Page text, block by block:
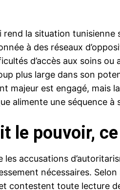
rend la situation
à des réseaux
d’accès aux soins
plus large dans son
majeur est engagé,
alimente une séquence à
le pouvoir,
les accusations
nécessaires.
contestent toute lecture